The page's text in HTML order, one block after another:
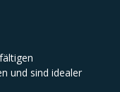
und sind idealer